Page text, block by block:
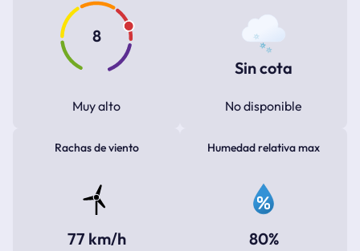
8
Muy alto
Sin cota
No disponible
Rachas de viento
77 km/h
Humedad relativa max
80%